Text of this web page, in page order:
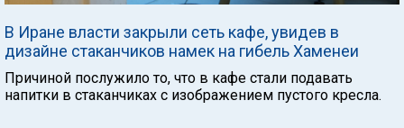
В Иране власти закрыли сеть кафе, увидев в
дизайне стаканчиков намек на гибель Хаменеи
Причиной послужило то, что в кафе стали подавать
напитки в стаканчиках с изображением пустого кресла.